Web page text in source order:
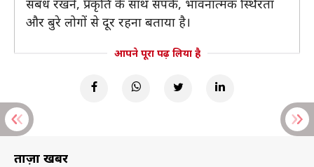
संबंध रखने, प्रकृति के साथ संपर्क, भावनात्मक स्थिरता
और बुरे लोगों से दूर रहना बताया है।
आपने पूरा पढ़ लिया है
ताज़ा खबरें